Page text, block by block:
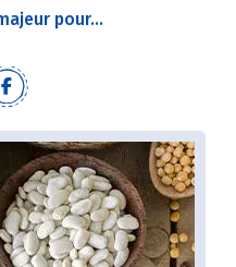
pour...